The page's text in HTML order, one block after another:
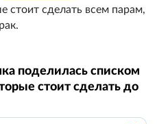
стоит сделать всем парам,
поделилась списком
стоит сделать до